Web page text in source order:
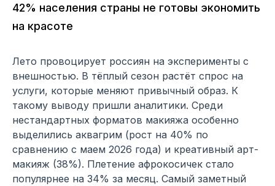
42% населения страны не готовы экономить
на красоте
Лето провоцирует россиян на эксперименты с
внешностью. В тёплый сезон растёт спрос на
услуги, которые меняют привычный образ. К
такому выводу пришли аналитики. Среди
нестандартных форматов макияжа особенно
выделились аквагрим (рост на 40% по
сравнению с маем 2026 года) и креативный арт-
макияж (38%). Плетение афрокосичек стало
популярнее на 34% за месяц. Самый заметный